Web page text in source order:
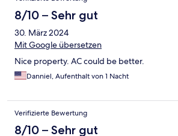
8/10 – Sehr gut
30. März 2024
Mit Google übersetzen
Nice property. AC could be better.
Danniel, Aufenthalt von 1 Nacht
Verifizierte Bewertung
8/10 – Sehr gut